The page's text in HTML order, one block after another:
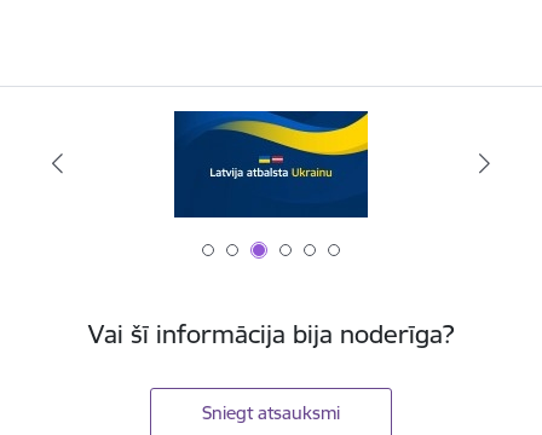
Vai šī informācija bija noderīga?
Sniegt atsauksmi